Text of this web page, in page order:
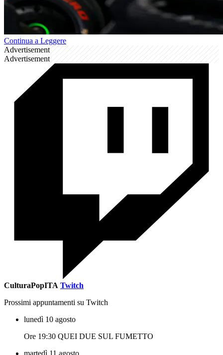
Continua a Leggere
Advertisement
Advertisement
CulturaPopITA Twitch
Prossimi appuntamenti su Twitch
lunedì 10 agosto
Ore 19:30 QUEI DUE SUL FUMETTO
martedì 11 agosto